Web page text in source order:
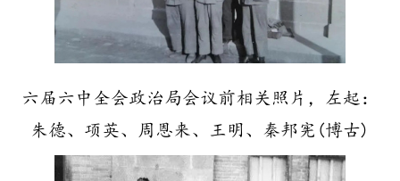
六届六中全会政治局会议前相关照片，左起：
朱德、项英、周恩来、王明、秦邦宪(博古)